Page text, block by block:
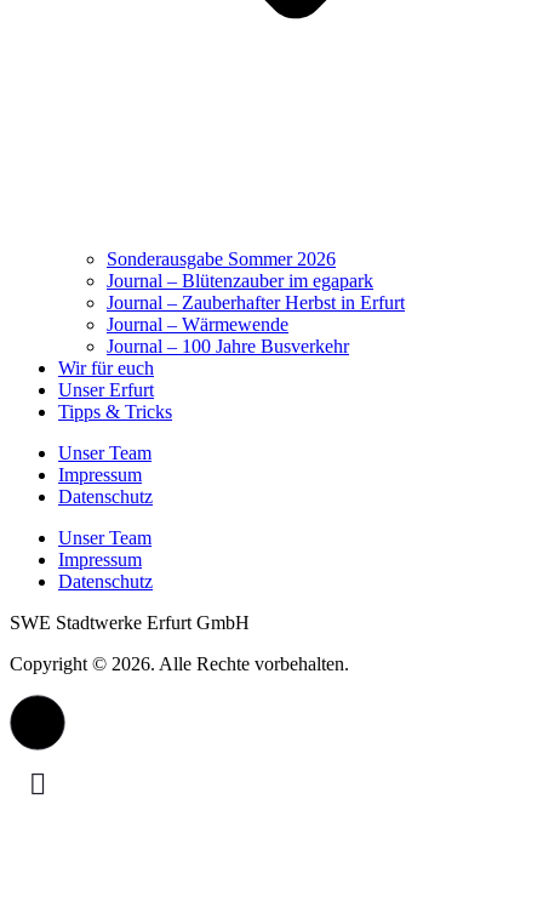
Sonderausgabe Sommer 2026
Journal – Blütenzauber im egapark
Journal – Zauberhafter Herbst in Erfurt
Journal – Wärmewende
Journal – 100 Jahre Busverkehr
Wir für euch
Unser Erfurt
Tipps & Tricks
Unser Team
Impressum
Datenschutz
Unser Team
Impressum
Datenschutz
SWE Stadtwerke Erfurt GmbH
Copyright © 2026. Alle Rechte vorbehalten.